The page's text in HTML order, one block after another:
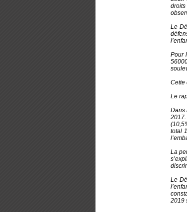
droits
Le
Pour
Cette
Le
Dans
total
La
Le
2019